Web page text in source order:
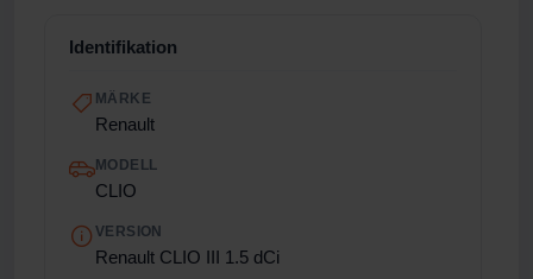
Identifikation
MÄRKE
Renault
MODELL
CLIO
VERSION
Renault CLIO III 1.5 dCi